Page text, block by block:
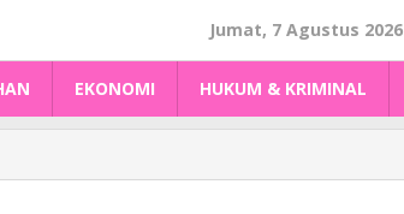
Jumat, 7 Agustus 2026
EKONOMI HUKUM & KRIMINAL